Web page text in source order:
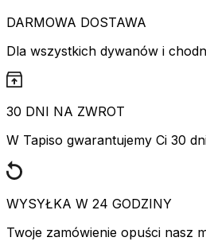
DARMOWA DOSTAWA
Dla wszystkich dywanów i
30 DNI NA ZWROT
W Tapiso gwarantujemy Ci 30
WYSYŁKA W 24 GODZINY
Twoje zamówienie opuści nasz